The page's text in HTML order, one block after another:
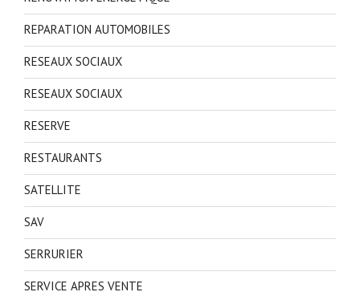
REPARATION AUTOMOBILES
RESEAUX SOCIAUX
RESEAUX SOCIAUX
RESERVE
RESTAURANTS
SATELLITE
SAV
SERRURIER
SERVICE APRES VENTE